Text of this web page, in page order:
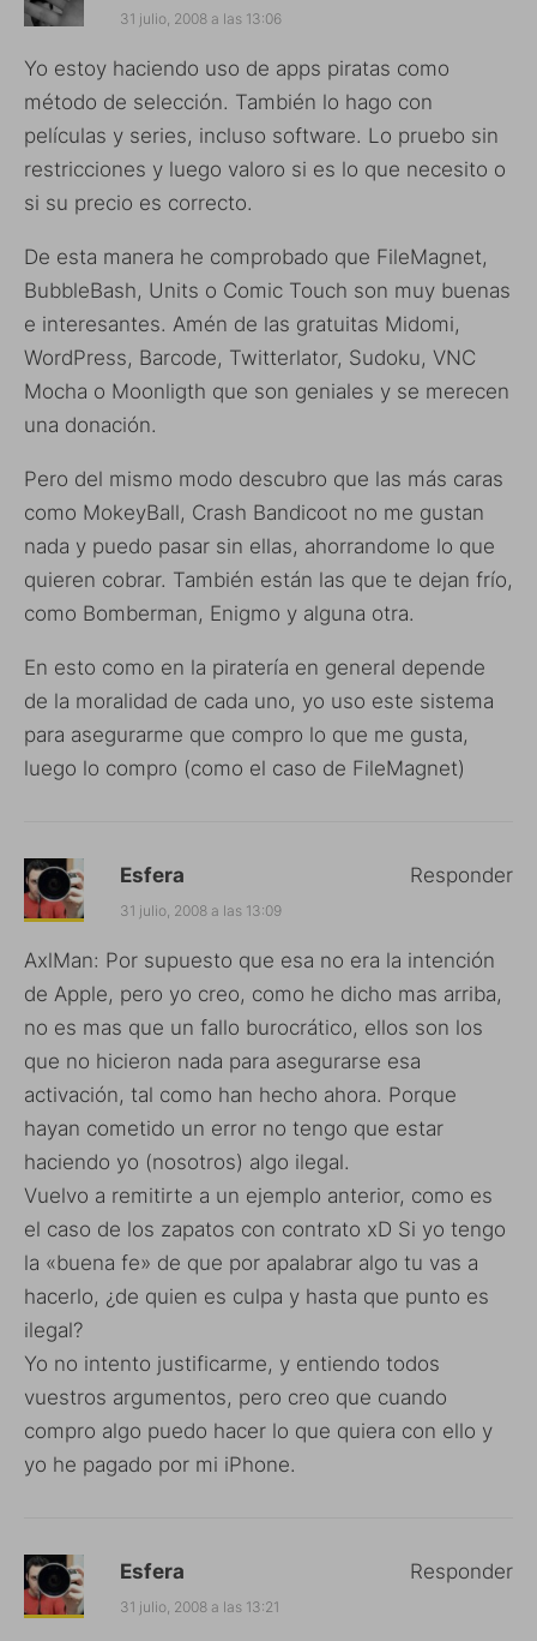
31 julio, 2008 a las 13:06
Yo estoy haciendo uso de apps piratas como
método de selección. También lo hago con
películas y series, incluso software. Lo pruebo sin
restricciones y luego valoro si es lo que necesito o
si su precio es correcto.
De esta manera he comprobado que FileMagnet,
BubbleBash, Units o Comic Touch son muy buenas
e interesantes. Amén de las gratuitas Midomi,
WordPress, Barcode, Twitterlator, Sudoku, VNC
Mocha o Moonligth que son geniales y se merecen
una donación.
Pero del mismo modo descubro que las más caras
como MokeyBall, Crash Bandicoot no me gustan
nada y puedo pasar sin ellas, ahorrandome lo que
quieren cobrar. También están las que te dejan frío,
como Bomberman, Enigmo y alguna otra.
En esto como en la piratería en general depende
de la moralidad de cada uno, yo uso este sistema
para asegurarme que compro lo que me gusta,
luego lo compro (como el caso de FileMagnet)
Esfera
31 julio, 2008 a las 13:09
AxlMan: Por supuesto que esa no era la intención
de Apple, pero yo creo, como he dicho mas arriba,
no es mas que un fallo burocrático, ellos son los
que no hicieron nada para asegurarse esa
activación, tal como han hecho ahora. Porque
hayan cometido un error no tengo que estar
haciendo yo (nosotros) algo ilegal.
Vuelvo a remitirte a un ejemplo anterior, como es
el caso de los zapatos con contrato xD Si yo tengo
la «buena fe» de que por apalabrar algo tu vas a
hacerlo, ¿de quien es culpa y hasta que punto es
ilegal?
Yo no intento justificarme, y entiendo todos
vuestros argumentos, pero creo que cuando
compro algo puedo hacer lo que quiera con ello y
yo he pagado por mi iPhone.
Responder
Esfera
31 julio, 2008 a las 13:21
Responder